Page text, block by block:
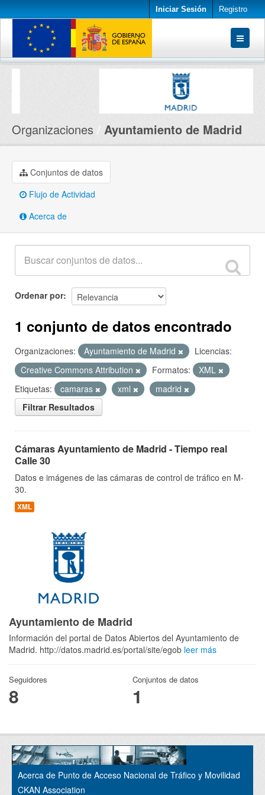
Iniciar Sesión Registro
Conjuntos de datos
Organizaciones Ayuntamiento de Madrid
Conjuntos de datos
Flujo de Actividad
Acerca de
Ordenar por
1 conjunto de datos encontrado
Organizaciones: Ayuntamiento de Madrid
Licencias:
Creative Commons Attribution
Formatos:
XML
Etiquetas:
camaras xml
madrid
Filtrar Resultados
Cámaras Ayuntamiento de Madrid - Tiempo real
Calle 30
Datos e imágenes de las cámaras de control de tráfico en M-
30.
XML
Ayuntamiento de Madrid
Información del portal de Datos Abiertos del Ayuntamiento de
Madrid. http://datos.madrid.es/portal/site/egob leer más
Seguidores
8
Conjuntos de datos
1
Acerca de Punto de Acceso Nacional de Tráfico y Movilidad
CKAN Association